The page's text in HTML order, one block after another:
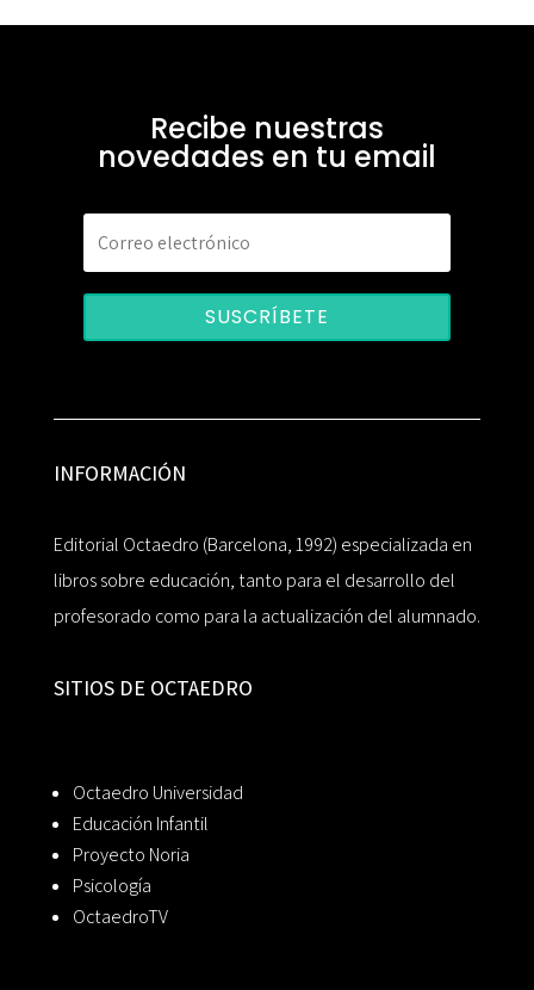
Recibe nuestras
novedades en tu email
SUSCRÍBETE
INFORMACIÓN
Editorial Octaedro (Barcelona, 1992) especializada en
libros sobre educación, tanto para el desarrollo del
profesorado como para la actualización del alumnado.
SITIOS DE OCTAEDRO
Octaedro Universidad
Educación Infantil
Proyecto Noria
Psicología
OctaedroTV